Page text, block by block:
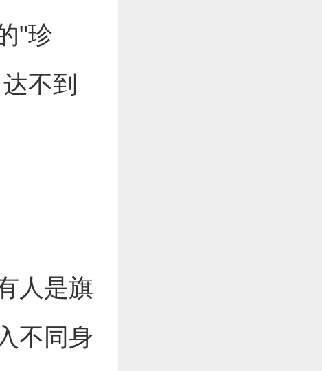
"珍
不到
人是旗
不同身